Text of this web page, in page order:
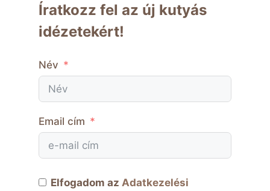
Íratkozz fel az új kutyás
idézetekért!
Név
Email cím
Elfogadom az Adatkezelési